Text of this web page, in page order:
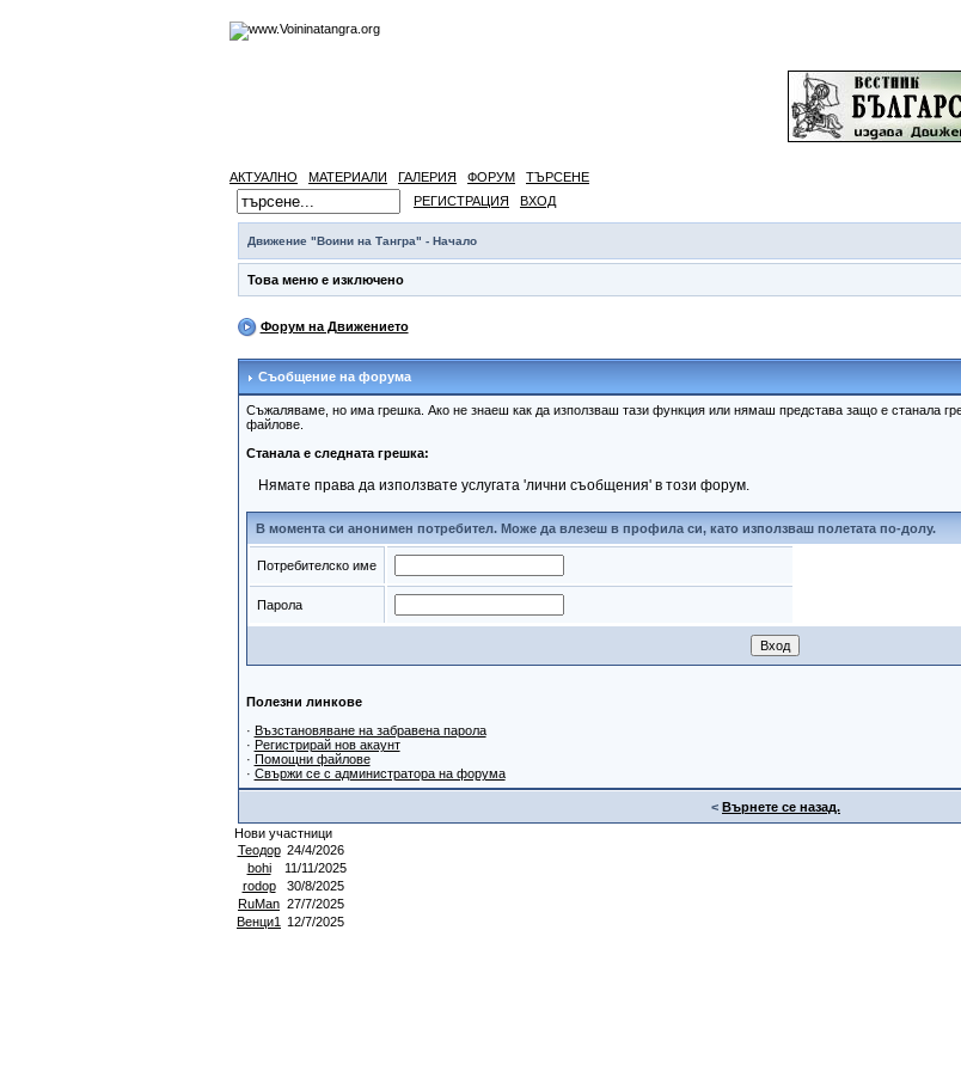
АКТУАЛНО МАТЕРИАЛИ ГАЛЕРИЯ ФОРУМ
ТЪРСЕНЕ
РЕГИСТРАЦИЯ
ВХОД
Движение "Воини на Тангра" - Начало
Това меню е изключено
Форум на Движението
Съобщение на форума
Съжаляваме, но има грешка. Ако не знаеш как да използваш тази функция или нямаш представа защо е станала
файлове.
Станала е следната грешка:
Нямате права да използвате услугата 'лични съобщения' в този форум.
В момента си анонимен потребител. Може да влезеш в профила си, като използваш полетата по-долу.
Потребителско име
Парола
Полезни линкове
· Възстановяване на забравена парола
· Регистрирай нов акаунт
· Помощни файлове
· Свържи се с администратора на форума
< Върнете се назад.
Нови участници
Теодор 24/4/2026
bohi
11/11/2025
rodop
30/8/2025
RuMan 27/7/2025
Венци1
12/7/2025